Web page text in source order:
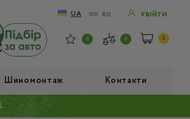
UA RU УВІЙТИ
0 0 0
Шиномонтаж Контакти